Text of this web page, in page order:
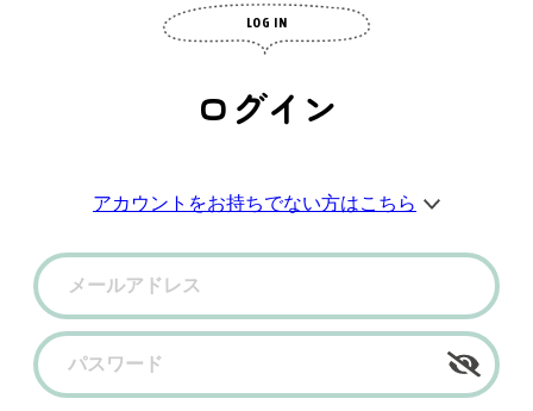
LOG IN
ログイン
アカウントをお持ちでない方はこちら